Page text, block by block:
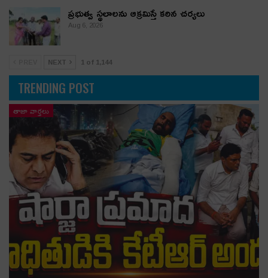
ప్రభుత్వ స్థలాలను ఆక్రమిస్తే కఠిన చర్యలు
Aug 6, 2026
NEXT 1 of 1,144
TRENDING POST
తాజా వార్తలు